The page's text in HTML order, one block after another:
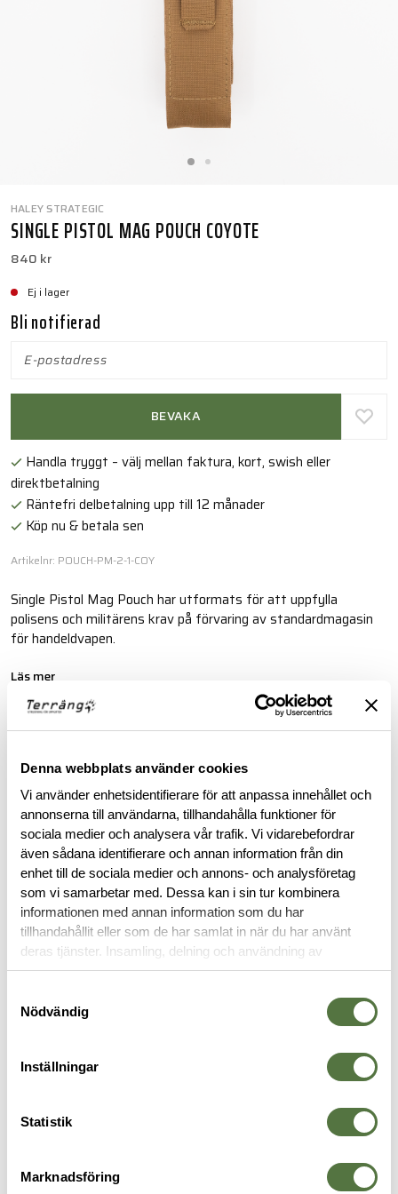
Denna webbplats använder cookies
Vi använder enhetsidentifierare för att anpassa innehållet och
annonserna till användarna, tillhandahålla funktioner för
sociala medier och analysera vår trafik. Vi vidarebefordrar
även sådana identifierare och annan information från din
enhet till de sociala medier och annons- och analysföretag
som vi samarbetar med. Dessa kan i sin tur kombinera
informationen med annan information som du har
tillhandahållit eller som de har samlat in när du har använt
deras tjänster. Insamling, delning och användning av
personuppgifter kan användas för personalisering av
Nödvändig
Inställningar
Statistik
Marknadsföring
HALEY STRATEGIC
SINGLE PISTOL MAG POUCH COYOTE
840 kr
Ej i lager
Bli notifierad
BEVAKA
Handla tryggt – välj mellan faktura, kort, swish eller
direktbetalning
Räntefri delbetalning upp till 12 månader
Köp nu & betala sen
Artikelnr: POUCH-PM-2-1-COY
Single Pistol Mag Pouch har utformats för att uppfylla
polisens och militärens krav på förvaring av standardmagasin
för handeldvapen.
Läs mer
RECENSIONER
OM VARUMÄRKET
MAGASINFICKOR
BLUE FORCE GEAR